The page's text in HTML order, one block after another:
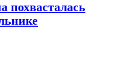
похвасталась